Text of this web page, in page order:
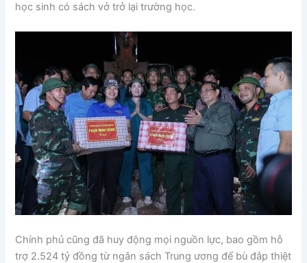
học sinh có sách vở trở lại trường học.
Chính phủ cũng đã huy động mọi nguồn lực, bao gồm hỗ
trợ 2.524 tỷ đồng từ ngân sách Trung ương để bù đắp thiệt